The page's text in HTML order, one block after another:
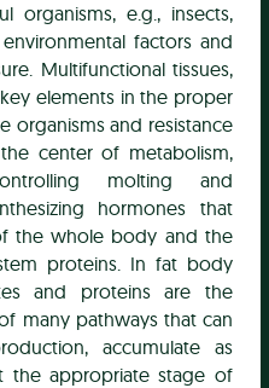
organisms, e.g., insects,
factors and
Multifunctional tissues,
elements in the proper
organisms and resistance
center of metabolism,
molting and
hormones that
the whole body and the
proteins. In fat body
and proteins are the
many pathways that can
accumulate as
the appropriate stage of